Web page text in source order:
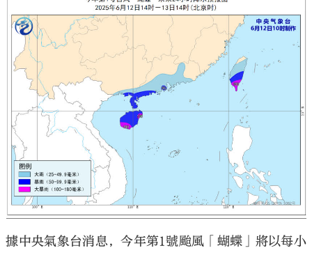
據中央氣象台消息，今年第1號颱風「蝴蝶」將以每小